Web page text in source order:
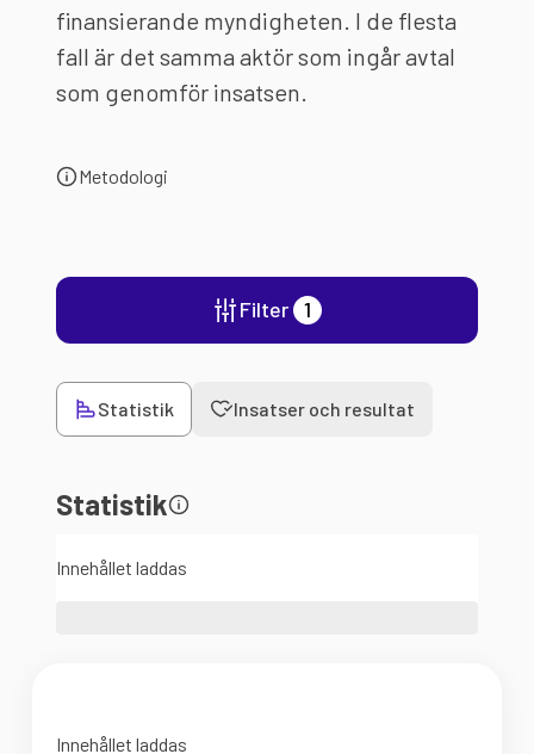
finansierande myndigheten. I de flesta
fall är det samma aktör som ingår avtal
som genomför insatsen.
Metodologi
Filter 1
Statistik Insatser och resultat
Statistik
Innehållet laddas
Innehållet laddas